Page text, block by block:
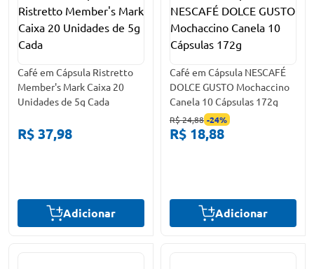
Café em Cápsula Ristretto
Member's Mark Caixa 20
Unidades de 5g Cada
R$ 37,98
Adicionar
Café em Cápsula NESCAFÉ
DOLCE GUSTO Mochaccino
Canela 10 Cápsulas 172g
R$ 24,88 -24%
R$ 18,88
Adicionar